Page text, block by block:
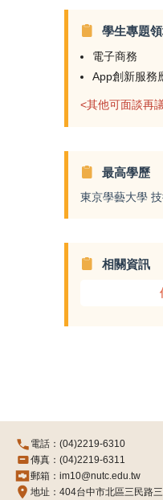
學生專題
電子商務
App創新服務
<其他可面談再
最高學歷
東京學藝大學
相關資訊
電話：(04)2219-6310
傳真：(04)2219-6311
郵箱：im10@nutc.edu.tw
地址：404台中市北區三民路